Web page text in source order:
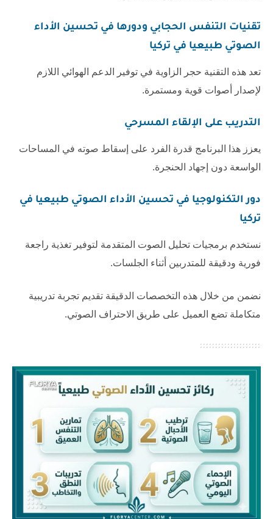
تقنيات التنفس الحجابي ودورها في تحسين الأداء
الصوتي طبيعيا في تركيا
تعد هذه التقنية حجر الزاوية في توفير الدعم الهوائي اللازم
لإصدار أصوات قوية ومستمرة.
التدريب على الإلقاء المسرحي
يعزز هذا البرنامج قدرة الفرد على إسقاط صوته في المساحات
الواسعة دون إجهاد الحنجرة.
دور التكنولوجيا في تحسين الأداء الصوتي طبيعيا في
تركيا
نستخدم برمجيات تحليل الصوت المتقدمة لتوفير تغذية راجعة
فورية ودقيقة للمتدربين أثناء الجلسات.
نضمن من خلال هذه التخصصات الدقيقة تقديم تجربة تدريبية
متكاملة تضع العميل على طريق الاحتراف الصوتي.